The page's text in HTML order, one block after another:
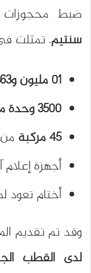
ضبط محجوزات
سنتيم، تمثلت
01 مليون و363 ألف علبة سجائر
3500 وحدة من مادة الشمة
45 مركبة
أجهزة
أختام تعود
وقد تم تقديم
لدى القطب